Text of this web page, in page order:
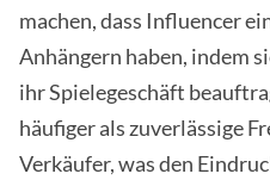
machen, dass Influencer
Anhängern haben, indem
ihr Spielegeschäft
häufiger als zuverlässige
Verkäufer, was den